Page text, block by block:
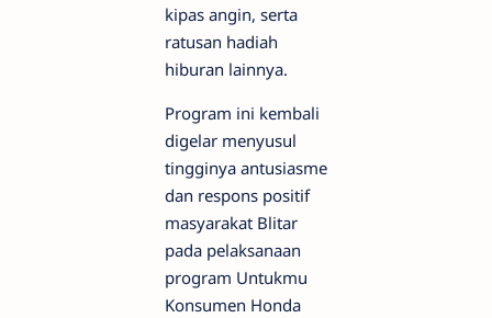
kipas angin, serta
ratusan hadiah
hiburan lainnya.
Program ini kembali
digelar menyusul
tingginya antusiasme
dan respons positif
masyarakat Blitar
pada pelaksanaan
program Untukmu
Konsumen Honda